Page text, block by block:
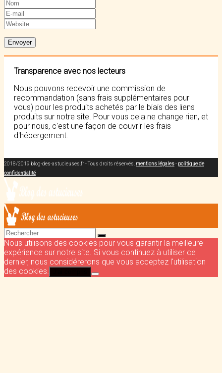
Transparence avec nos lecteurs
Nous pouvons recevoir une commission de
recommandation (sans frais supplémentaires pour
vous) pour les produits achetés par le biais des liens
produits sur notre site. Pour vous cela ne change rien, et
pour nous, c'est une façon de couvrir les frais
d'hébergement.
2018/2019 blog-des-astucieuses.fr - Tous droits réservés. mentions légales- politique de
confidentialité
Nous utilisons des cookies pour vous garantir la meilleure
expérience sur notre site. Si vous continuez à utiliser ce
dernier, nous considérerons que vous acceptez l'utilisation
des cookies.